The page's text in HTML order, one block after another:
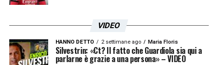
VIDEO
HANNO DETTO 2 settimane ago Maria Floris
Silvestrin: «Ct? Il fatto che Guardiola sia qui a
parlarne è grazie a una persona» – VIDEO